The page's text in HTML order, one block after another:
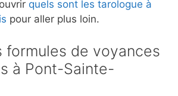
quels sont les tarologue à
pour aller plus loin.
formules de voyances
à Pont-Sainte-